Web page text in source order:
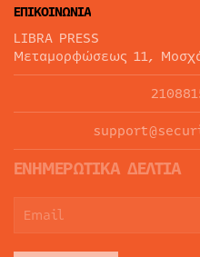
ΕΠΙΚΟΙΝΩΝΙΑ
LIBRA PRESS
Μεταμορφώσεως 11,
ΕΝΗΜΕΡΩΤΙΚΑ ΔΕΛΤΙΑ